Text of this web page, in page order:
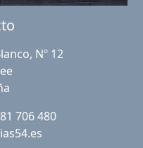
Nº 12
706 480